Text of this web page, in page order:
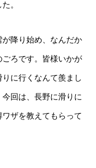
。
降り始め、なんだか
ろです。皆様いかが
に行くなんて羨まし
回は、長野に滑りに
ザを教えてもらって